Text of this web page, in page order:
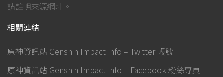
請註明來源網址。
相關連結
原神資訊站 Genshin Impact Info – Twitter 帳號
原神資訊站 Genshin Impact Info – Facebook 粉絲專頁